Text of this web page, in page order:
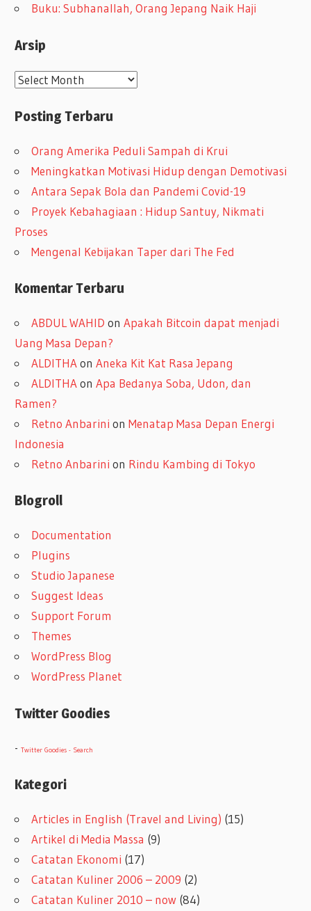
Buku: Subhanallah, Orang Jepang Naik Haji
Arsip
A
s
Posting Terbaru
Orang Amerika Peduli Sampah di Krui
Meningkatkan Motivasi Hidup dengan Demotivasi
Antara Sepak Bola dan Pandemi Covid-19
Proyek Kebahagiaan : Hidup Santuy, Nikmati
Proses
Mengenal Kebijakan Taper dari The Fed
Komentar Terbaru
ABDUL WAHID onApakah Bitcoin dapat menjadi
Uang Masa Depan?
ALDITHAonAneka Kit Kat Rasa Jepang
ALDITHAonApa Bedanya Soba, Udon, dan
Ramen?
Retno Anbarini onMenatap Masa Depan Energi
Indonesia
Retno Anbarini on Rindu Kambing di Tokyo
Blogroll
Documentation
Plugins
Studio Japanese
Suggest Ideas
Support Forum
Themes
WordPress Blog
WordPress Planet
Twitter Goodies
-Twitter Goodies - Search
Kategori
Articles in English (Travel and Living) (15)
Artikel di Media Massa (9)
Catatan Ekonomi (17)
Catatan Kuliner 2006 – 2009 (2)
Catatan Kuliner 2010 – now (84)